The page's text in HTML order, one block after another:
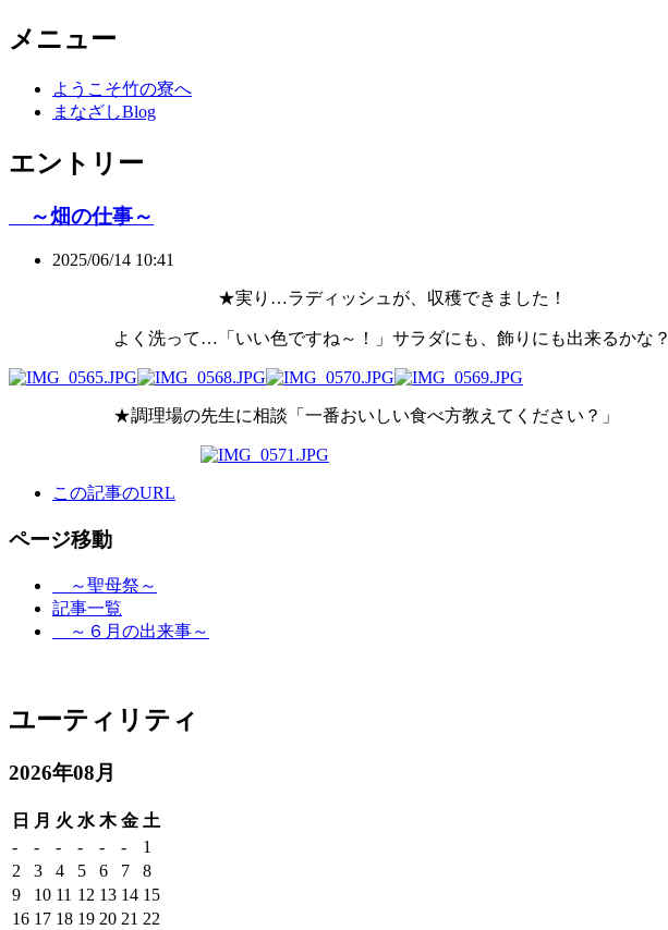
メニュー
ようこそ竹の寮へ
まなざしBlog
エントリー
～畑の仕事～
2025/06/14 10:41
★実り…ラディッシュが、収穫できました！
よく洗って…「いい色ですね～！」サラダにも、飾りにも出来るかな？
★調理場の先生に相談「一番おいしい食べ方教えてください？」
この記事のURL
ページ移動
～聖母祭～
記事一覧
～６月の出来事～
ユーティリティ
2026年08月
日 月 火 水 木 金 土
-
- - - - -
1
2
3 4 5 6 7
8
9
10 11 12 13 14 15
16 17 18 19 20 21 22